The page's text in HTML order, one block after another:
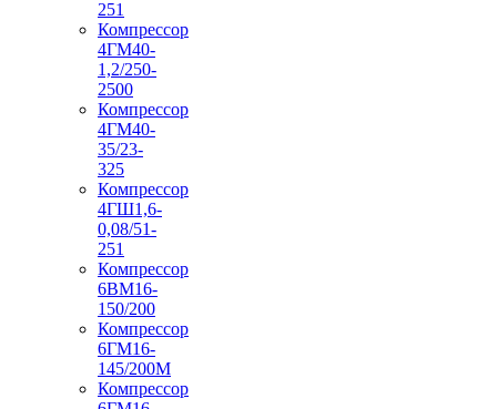
251
Компрессор
4ГМ40-
1,2/250-
2500
Компрессор
4ГМ40-
35/23-
325
Компрессор
4ГШ1,6-
0,08/51-
251
Компрессор
6ВМ16-
150/200
Компрессор
6ГМ16-
145/200М
Компрессор